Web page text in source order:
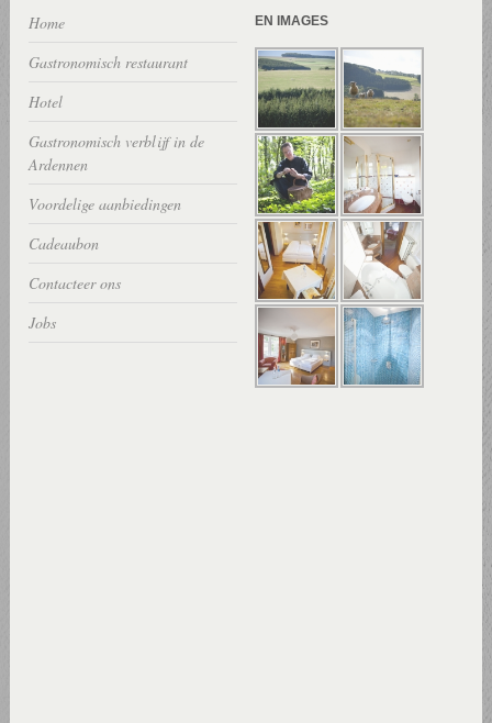
Home
Gastronomisch restaurant
Hotel
Gastronomisch verblijf in de
Ardennen
Voordelige aanbiedingen
Cadeaubon
Contacteer ons
Jobs
EN IMAGES